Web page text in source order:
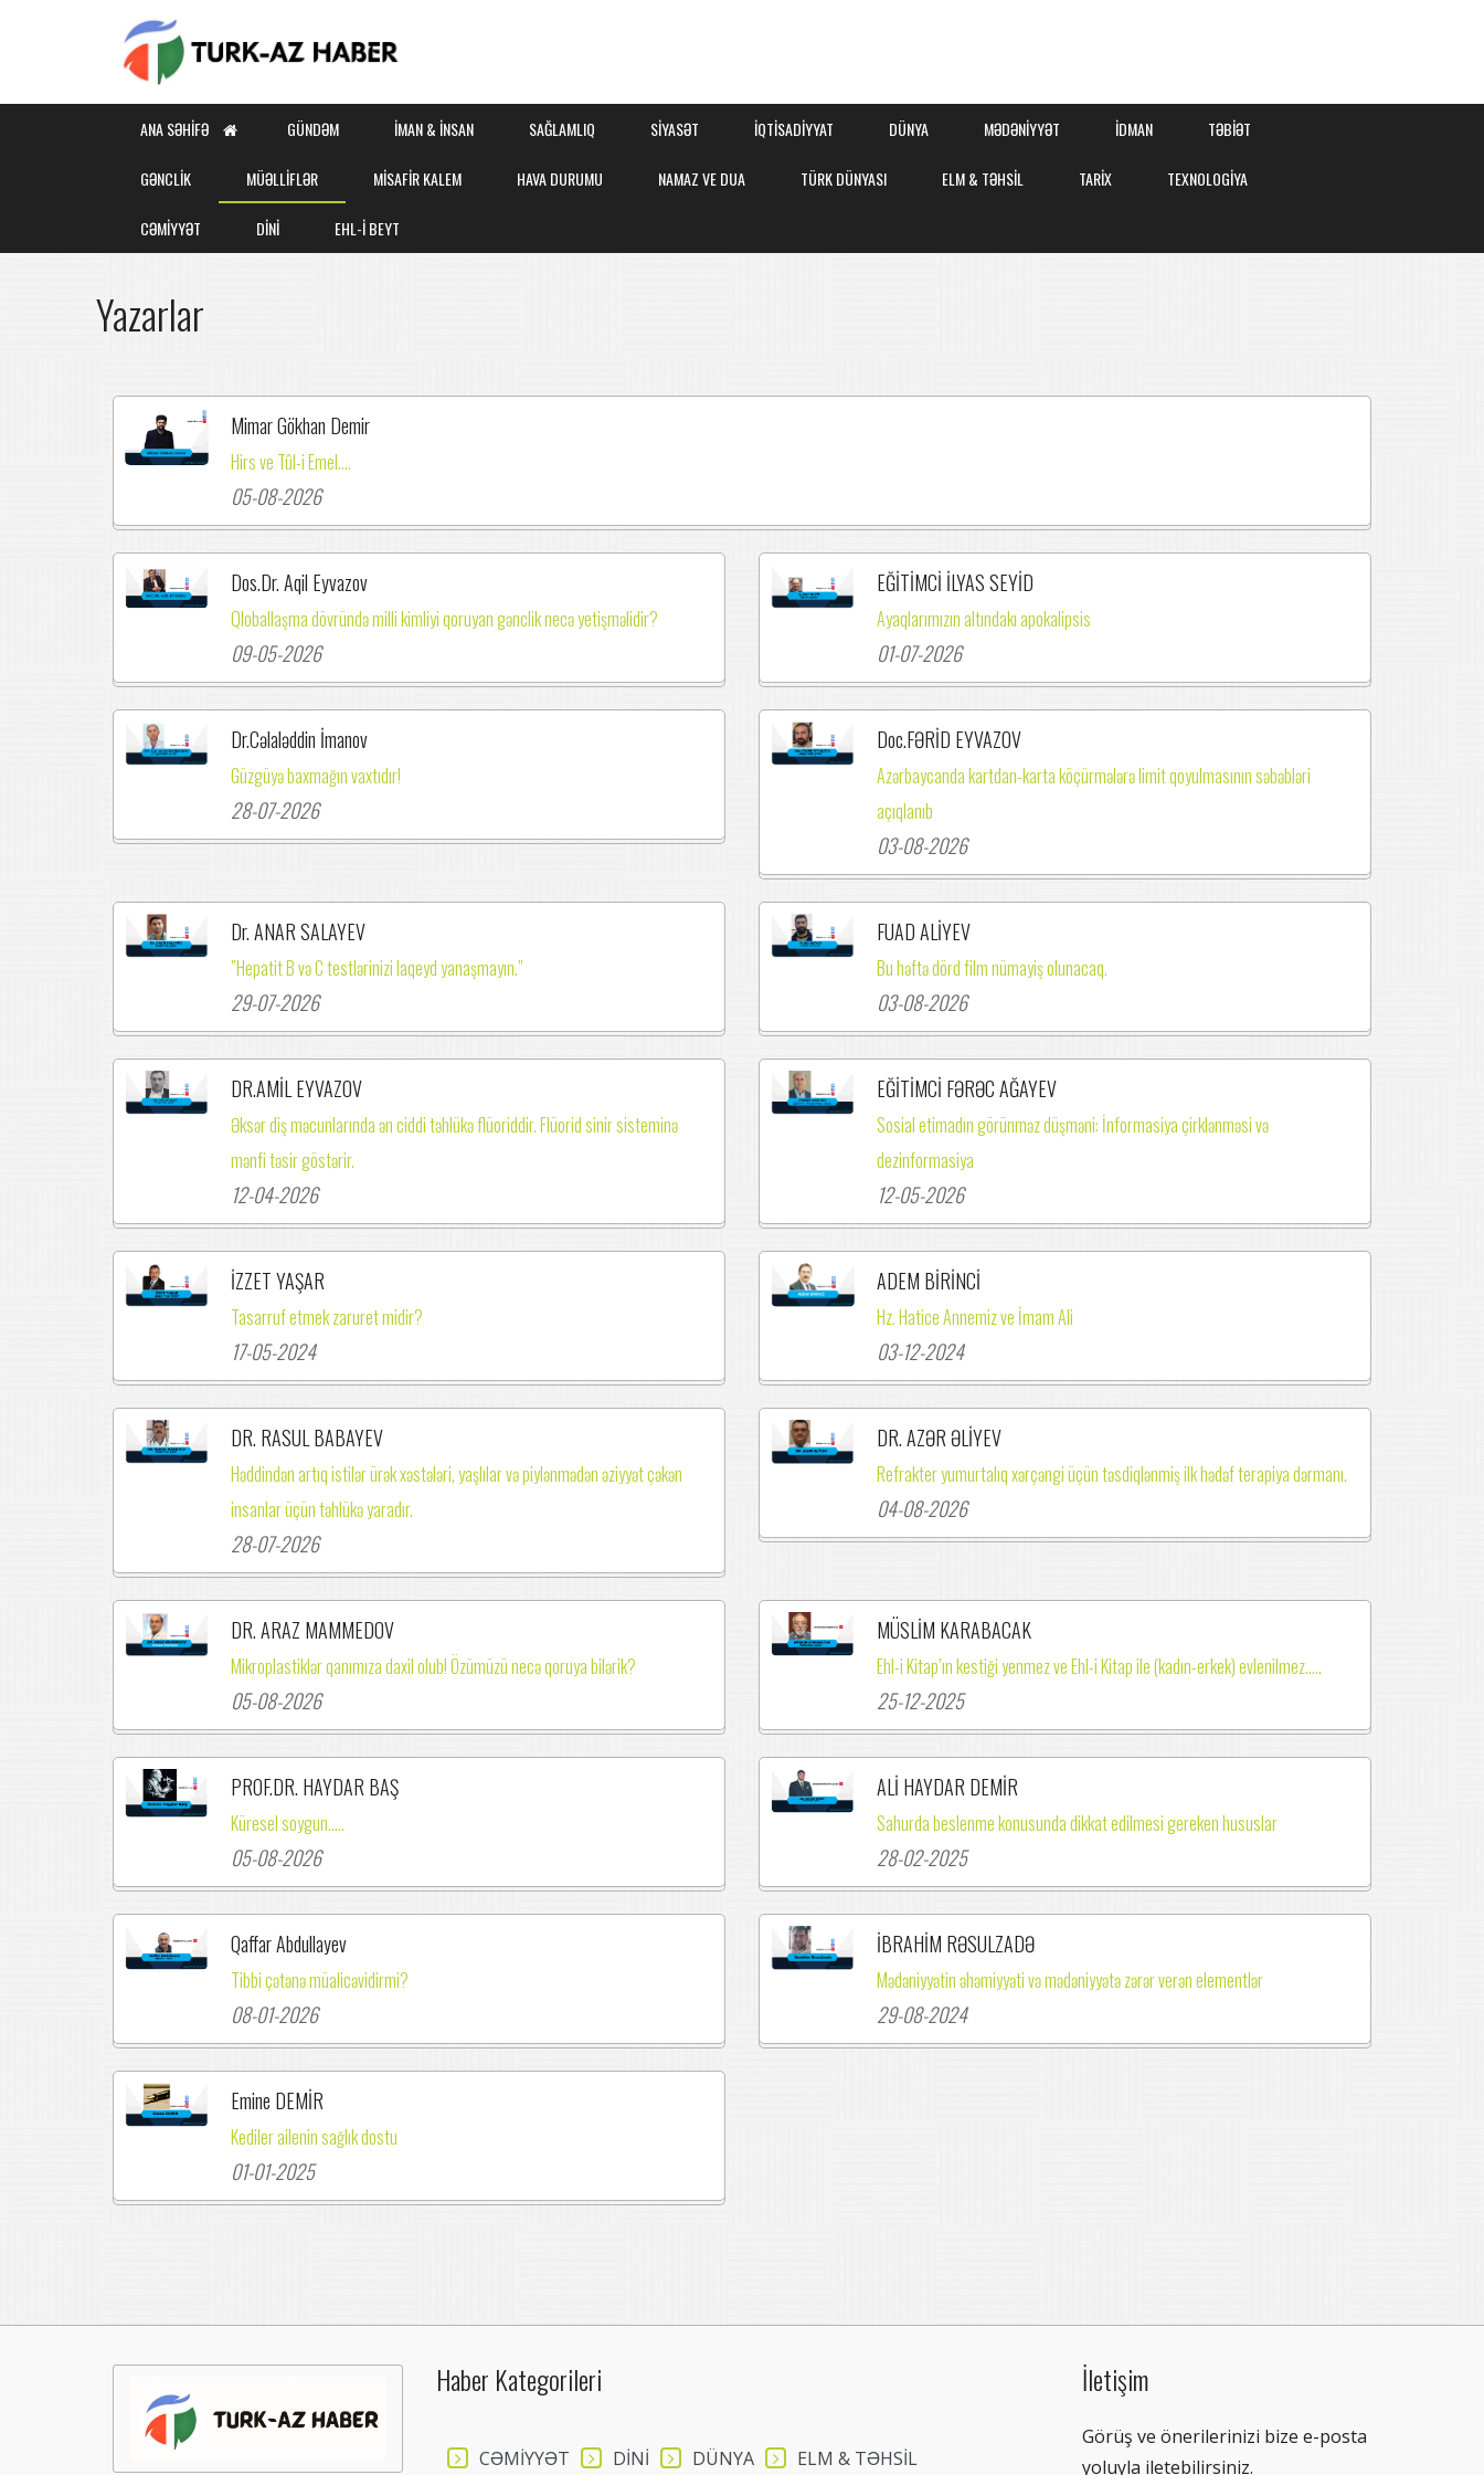
ANA SƏHIFƏ GÜNDƏM İMAN & İNSAN SAĞLAMLIQ SİYASƏT İQTİSADİYYAT DÜNYA MƏDƏNİYYƏT İDMAN TƏBİƏT
GƏNCLİK MÜƏLLİFLƏR MİSAFİR KALEM HAVA DURUMU NAMAZ VE DUA TÜRK DÜNYASI ELM & TƏHSİL TARİX TEXNOLOGİYA
CƏMİYYƏT DİNİ EHL-İ BEYT
Yazarlar
Mimar Gökhan Demir
Hirs ve Tûl-i Emel....
05-08-2026
Dos.Dr. Aqil Eyvazov
Qloballaşma dövründə milli kimliyi qoruyan gənclik necə yetişməlidir?
09-05-2026
EĞİTİMCİ İLYAS SEYİD
Ayaqlarımızın altındakı apokalipsis
01-07-2026
Dr.Cəlaləddin İmanov
Güzgüyə baxmağın vaxtıdır!
28-07-2026
Doc.FƏRİD EYVAZOV
Azərbaycanda kartdan-karta köçürmələrə limit qoyulmasının səbəbləri
açıqlanıb
03-08-2026
Dr. ANAR SALAYEV
”Hepatit B və C testlərinizi laqeyd yanaşmayın.”
29-07-2026
FUAD ALİYEV
Bu həftə dörd film nümayiş olunacaq.
03-08-2026
DR.AMİL EYVAZOV
Əksər diş məcunlarında ən ciddi təhlükə flüoriddir. Flüorid sinir sisteminə
mənfi təsir göstərir.
12-04-2026
EĞİTİMCİ FƏRƏC AĞAYEV
Sosial etimadın görünməz düşməni: İnformasiya çirklənməsi və
dezinformasiya
12-05-2026
İZZET YAŞAR
Tasarruf etmek zaruret midir?
17-05-2024
ADEM BİRİNCİ
Hz. Hatice Annemiz ve İmam Ali
03-12-2024
DR. RASUL BABAYEV
Həddindən artıq istilər ürək xəstələri, yaşlılar və piylənmədən əziyyət çəkən
insanlar üçün təhlükə yaradır.
28-07-2026
DR. AZƏR ƏLİYEV
Refrakter yumurtalıq xərçəngi üçün təsdiqlənmiş ilk hədəf terapiya dərmanı.
04-08-2026
DR. ARAZ MAMMEDOV
Mikroplastiklər qanımıza daxil olub! Özümüzü necə qoruya bilərik?
05-08-2026
MÜSLİM KARABACAK
Ehl-i Kitap’ın kestiği yenmez ve Ehl-i Kitap ile (kadın-erkek) evlenilmez.….
25-12-2025
PROF.DR. HAYDAR BAŞ
Küresel soygun.....
05-08-2026
ALİ HAYDAR DEMİR
Sahurda beslenme konusunda dikkat edilmesi gereken hususlar
28-02-2025
Qaffar Abdullayev
Tibbi çətənə müalicəvidirmi?
08-01-2026
İBRAHİM RƏSULZADƏ
Mədəniyyətin əhəmiyyəti və mədəniyyətə zərər verən elementlər
29-08-2024
Emine DEMİR
Kediler ailenin sağlık dostu
01-01-2025
Haber Kategorileri
CƏMİYYƏT DİNİ DÜNYA ELM & TƏHSİL
İletişim
Görüş ve önerilerinizi bize e-posta
yoluyla iletebilirsiniz.